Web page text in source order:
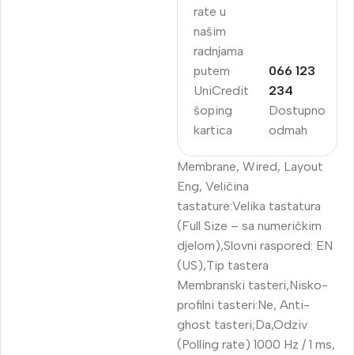
rate u
našim
radnjama
putem
UniCredit
šoping
kartica
Dostupno
odmah
066 123
234
Membrane, Wired, Layout
Eng, Veličina
tastature:Velika tastatura
(Full Size – sa numeričkim
djelom),Slovni raspored: EN
(US),Tip tastera
Membranski tasteri,Nisko-
profilni tasteri:Ne, Anti-
ghost tasteri;Da,Odziv
(Polling rate) 1000 Hz / 1 ms,